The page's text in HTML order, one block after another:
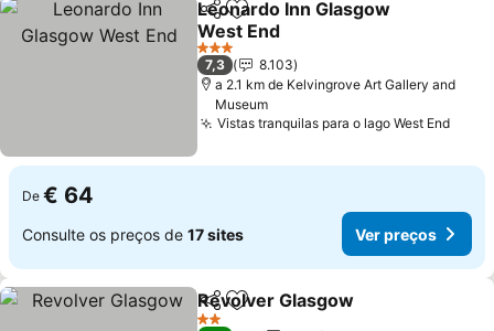
PartilharAdicionar aos favoritos
Leonardo Inn Glasgow
West End
3 Estrelas
7,3
8.103
a 2.1 km de Kelvingrove Art Gallery and
Museum
Vistas tranquilas para o lago West End
De € 64
Consulte os preços de 17 sites Ver preços
PartilharAdicionar aos favoritos
Revolver Glasgow
2 Estrelas